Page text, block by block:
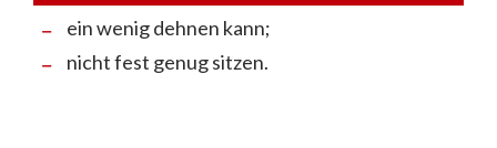
ein wenig dehnen kann;
nicht fest genug sitzen.